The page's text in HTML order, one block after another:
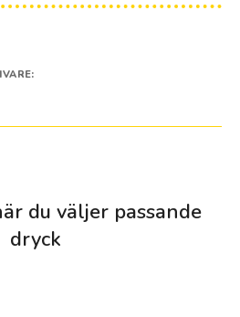
du väljer passande
dryck